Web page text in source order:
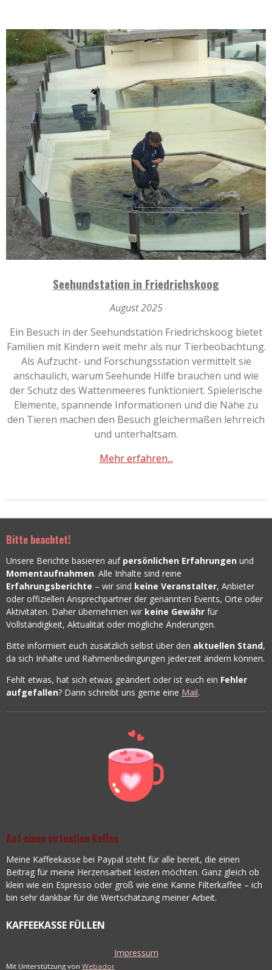
Seehundstation in Friedrichskoog
August 2025
Ein Besuch in der Seehundstation Friedrichskoog bietet
Familien mit Kindern weit mehr als nur Tierbeobachtung.
Als Aufzucht- und Forschungsstation vermittelt sie
anschaulich, warum Seehunde Hilfe brauchen und wie
der Schutz des Wattenmeeres funktioniert. Spielerische
Elemente, spannende Informationen und die Nähe zu
den Tieren machen den Besuch gleichermaßen lehrreich
und unterhaltsam.
Mehr erfahren...
Bitte beachtet!
Unsere Berichte basieren auf persönlichen Erfahrungen und
Momentaufnahmen. Alle Inhalte sind reine
Erfahrungsberichte – wir sind keine Veranstalter, Anbieter
oder offiziellen Ansprechpartner der genannten Events, Orte oder
Aktivitäten. Daher übernehmen wir keine Gewähr für
Vollständigkeit, Aktualität oder mögliche Änderungen.
Bitte informiert euch zusätzlich selbst über den aktuellen Stand,
da sich Inhalte und Rahmenbedingungen jederzeit ändern können.
Fehlt etwas, hat sich etwas geändert oder ist euch ein Fehler
aufgefallen? Dann schreibt uns gerne eine Mail.
Auf einen virtuellen Kaffee
Meine Kaffeekasse bei Paypal steht für alle bereit, die einen
Beitrag für meine Herzensarbeit leisten möchten. Ganz gleich ob
klein wie ein Espresso oder groß wie eine Kanne Filterkaffee – ich
bin sehr dankbar für die Wertschätzung meiner Arbeit.
KAFFEEKASSE FÜLLEN
Impressum
Mit Unterstützung von Webador